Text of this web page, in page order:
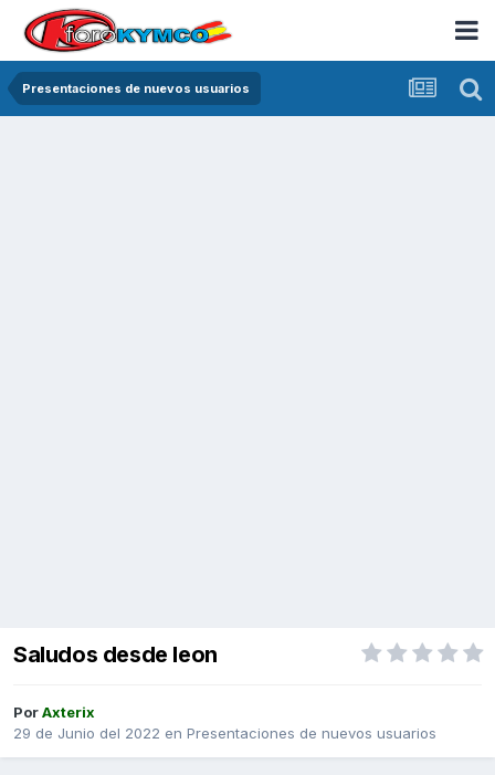
Presentaciones de nuevos usuarios
Saludos desde leon
PorAxterix
29 de Junio del 2022 en Presentaciones de nuevos usuarios